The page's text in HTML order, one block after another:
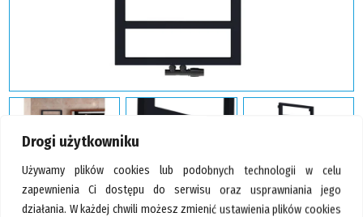
Drogi użytkowniku
Używamy plików cookies lub podobnych technologii w celu
zapewnienia Ci dostępu do serwisu oraz usprawniania jego
działania. W każdej chwili możesz zmienić ustawienia plików cookies
SZUKAJ